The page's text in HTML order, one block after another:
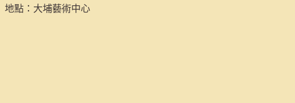
地點： 大埔藝術中心